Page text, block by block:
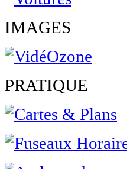
IMAGES
PRATIQUE